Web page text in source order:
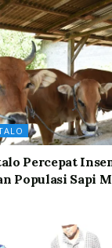
Percepat
Populasi Sapi